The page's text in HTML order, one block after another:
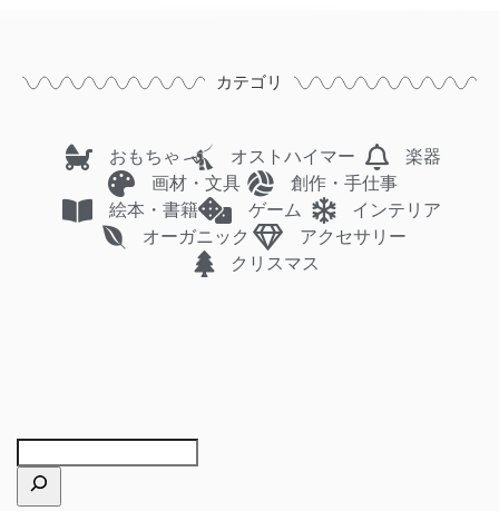
カテゴリ
おもちゃ オストハイマー
楽器
画材・文具
創作・手仕事
絵本・書籍
ゲーム
インテリア
オーガニック
アクセサリー
クリスマス